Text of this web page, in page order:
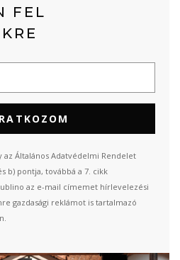
FEL
az Általános Adatvédelmi Rendelet
b) pontja, továbbá a 7. cikk
az e-mail címemet hírlevelezési
gazdasági reklámot is tartalmazó